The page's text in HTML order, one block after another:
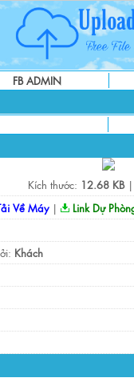
FB ADMIN
Kích thước: 12.68 KB|
Về Máy| Link Dự
Khách